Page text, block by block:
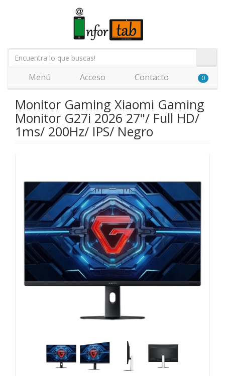
Menú Acceso Contacto 0
Monitor Gaming Xiaomi Gaming
Monitor G27i 2026 27"/ Full HD/
1ms/ 200Hz/ IPS/ Negro